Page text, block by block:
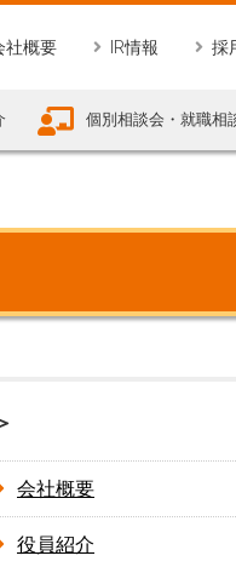
社概要 IR情報 採
個別相談会・就職相
会社概要
役員紹介